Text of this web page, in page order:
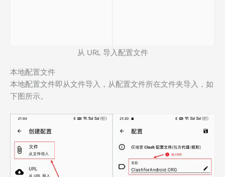
从 URL 导入配置文件
本地配置文件
本地配置文件即从文件导入，从配置文件所在文件夹导入，如
下图所示。